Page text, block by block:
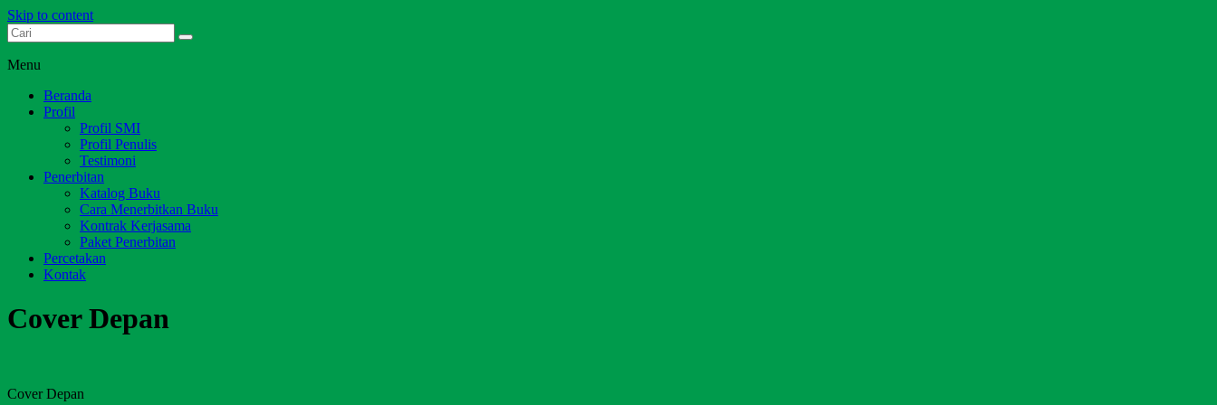
Skip to content
Dari Jambi untuk Indonesia
Menu
Beranda
Profil
Profil SMI
Profil Penulis
Testimoni
Penerbitan
Katalog Buku
Cara Menerbitkan Buku
Kontrak Kerjasama
Paket Penerbitan
Percetakan
Kontak
Cover Depan
Cover Depan